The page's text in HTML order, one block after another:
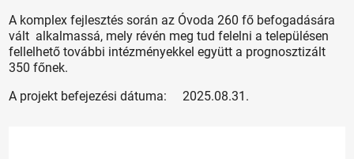
A komplex fejlesztés során az Óvoda 260 fő befogadására
vált alkalmassá, mely révén meg tud felelni a településen
fellelhető további intézményekkel együtt a prognosztizált
350 főnek.
A projekt befejezési dátuma: 2025.08.31.